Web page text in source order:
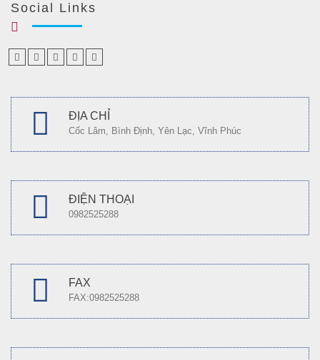
Social Links
ĐỊA CHỈ
Cốc Lâm, Bình Định, Yên Lạc, Vĩnh Phúc
ĐIỆN THOẠI
0982525288
FAX
FAX:0982525288